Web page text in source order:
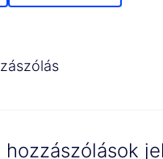
hozzászólások